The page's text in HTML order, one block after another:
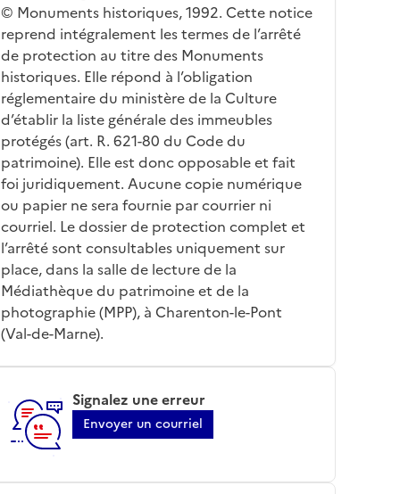
© Monuments historiques, 1992. Cette notice
reprend intégralement les termes de l’arrêté
de protection au titre des Monuments
historiques. Elle répond à l’obligation
réglementaire du ministère de la Culture
d’établir la liste générale des immeubles
protégés (art. R. 621-80 du Code du
patrimoine). Elle est donc opposable et fait
foi juridiquement. Aucune copie numérique
ou papier ne sera fournie par courrier ni
courriel. Le dossier de protection complet et
l’arrêté sont consultables uniquement sur
place, dans la salle de lecture de la
Médiathèque du patrimoine et de la
photographie (MPP), à Charenton-le-Pont
(Val-de-Marne).
Signalez une erreur
Envoyer un courriel